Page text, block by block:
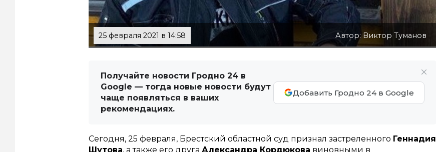
25 февраля 2021 в 14:58 Автор: Виктор Туманов
Получайте новости Гродно 24 в
Google — тогда новые новости будут
чаще появляться в ваших
рекомендациях.
Добавить Гродно 24 в Google
Сегодня, 25 февраля, Брестский областной суд признал застреленного Геннадия
Шутова, а также его друга Александра Кордюкова виновными в